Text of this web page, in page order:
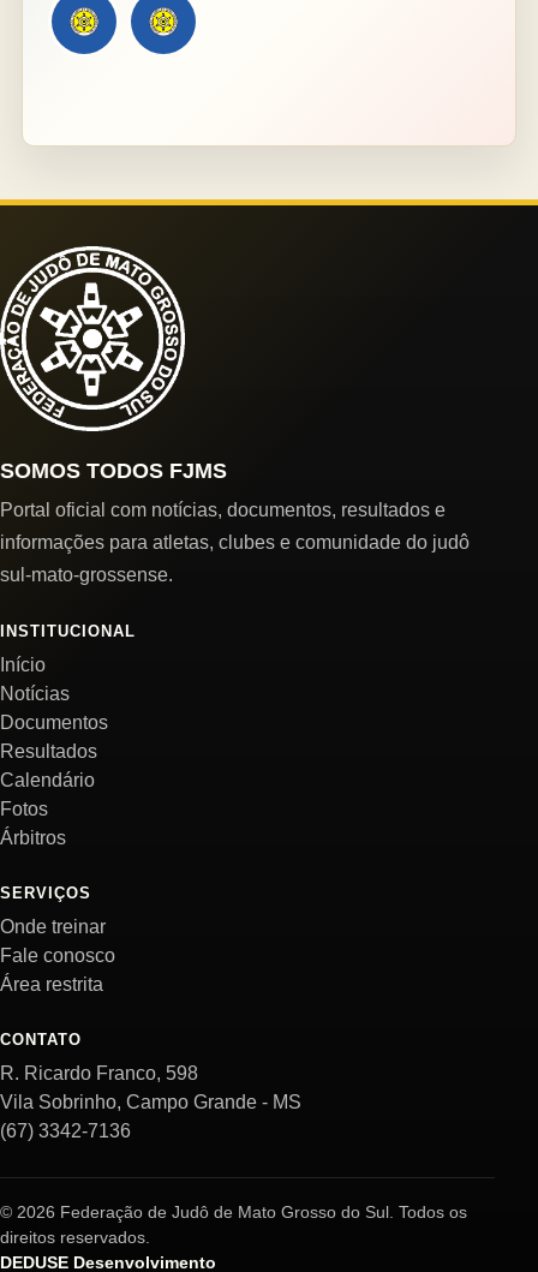
SOMOS TODOS FJMS
Portal oficial com notícias, documentos, resultados e
informações para atletas, clubes e comunidade do judô
sul-mato-grossense.
INSTITUCIONAL
Início
Notícias
Documentos
Resultados
Calendário
Fotos
Árbitros
SERVIÇOS
Onde treinar
Fale conosco
Área restrita
CONTATO
R. Ricardo Franco, 598
Vila Sobrinho, Campo Grande - MS
(67) 3342-7136
© 2026 Federação de Judô de Mato Grosso do Sul. Todos os
direitos reservados.
DEDUSE Desenvolvimento